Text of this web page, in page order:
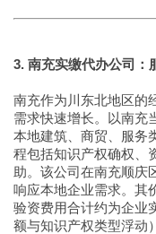
3. 南充实缴代办公司：
南充作为川东北地区的
需求快速增长。以南充
本地建筑、商贸、服务
程包括知识产权确权、
助。该公司在南充顺庆
响应本地企业需求。其
验资费用合计约为企业
额与知识产权类型浮动